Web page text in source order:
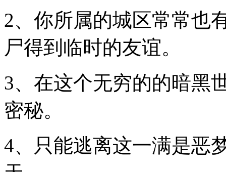
2、你所属的城区常常也
尸得到临时的友谊。
3、在这个无穷的的暗黑
密秘。
4、只能逃离这一满是恶